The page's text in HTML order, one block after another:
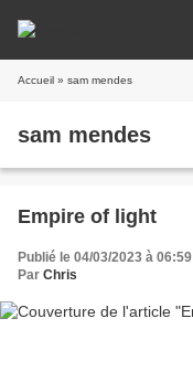
Accueil » sam mendes
sam mendes
Empire of light
Publié le 04/03/2023 à 06:59
Par Chris